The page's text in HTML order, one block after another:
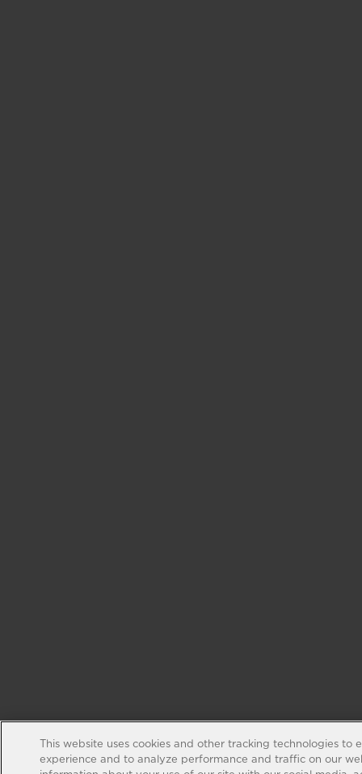
This website uses cookies and other tracking technologies to
experience and to analyze performance and traffic on our